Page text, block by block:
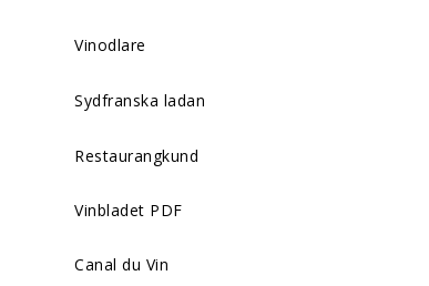
Vinodlare
Sydfranska ladan
Restaurangkund
Vinbladet PDF
Canal du Vin